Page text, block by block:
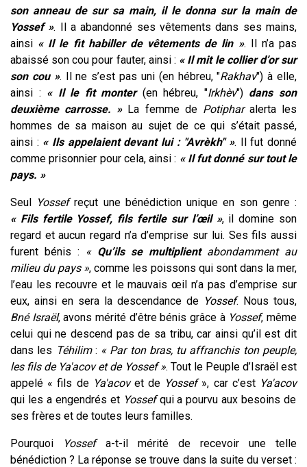
son anneau de sur sa main, il le donna sur la main de
Yossef ». Il a abandonné ses vêtements dans ses mains,
ainsi « Il le fit habiller de vêtements de lin ». Il n’a pas
abaissé son cou pour fauter, ainsi : « Il mit le collier d’or sur
son cou ». Il ne s’est pas uni (en hébreu, "Rakhav") à elle,
ainsi : « Il le fit monter(en hébreu, "Irkhèv") dans son
deuxième carrosse. »La femme de Potipharalerta les
hommes de sa maison au sujet de ce qui s’était passé,
ainsi : « Ils appelaient devant lui : "Avrèkh" ». Il fut donné
comme prisonnier pour cela, ainsi : « Il fut donné sur tout le
pays. »
Seul Yossefreçut une bénédiction unique en son genre :
« Fils fertile Yossef, fils fertile sur l’œil », il domine son
regard et aucun regard n’a d’emprise sur lui. Ses fils aussi
furent bénis :
«Qu’ils se multiplient abondamment au
milieu du pays », comme les poissons qui sont dans la mer,
l’eau les recouvre et le mauvais œil n’a pas d’emprise sur
eux, ainsi en sera la descendance de Yossef. Nous tous,
Bné Israël, avons mérité d’être bénis grâce à Yossef, même
celui qui ne descend pas de sa tribu, car ainsi qu’il est dit
dans les Téhilim: « Par ton bras, tu affranchis ton peuple,
les fils de Ya'acov et de Yossef ». Tout le Peuple d’Israël est
appelé « fils de Ya'acovet de Yossef», car c’est Ya'acov
qui les a engendrés et Yossefqui a pourvu aux besoins de
ses frères et de toutes leurs familles.
Pourquoi Yossefa-t-il mérité de recevoir une telle
bénédiction ? La réponse se trouve dans la suite du verset :